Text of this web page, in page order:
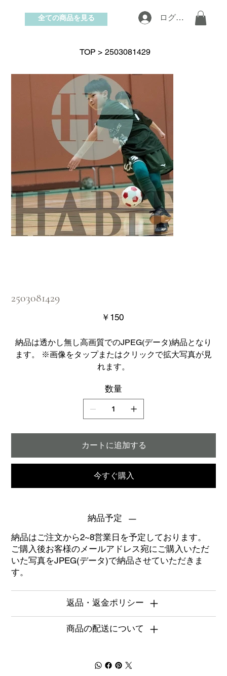
お問い合わせ
ログイン
全ての商品を見る
TOP > 2503081429
2503081429
価
格
￥150
納品は透かし無し高画質でのJPEG(データ)納品となり
ます。 ※画像をタップまたはクリックで拡大写真が見
れます。
数量
カートに追加する
今すぐ購入
納品予定
納品はご注文から2~8営業日を予定しております。
ご購入後お客様のメールアドレス宛にご購入いただ
いた写真をJPEG(データ)で納品させていただきま
す。
返品・返金ポリシー
商品の配送について